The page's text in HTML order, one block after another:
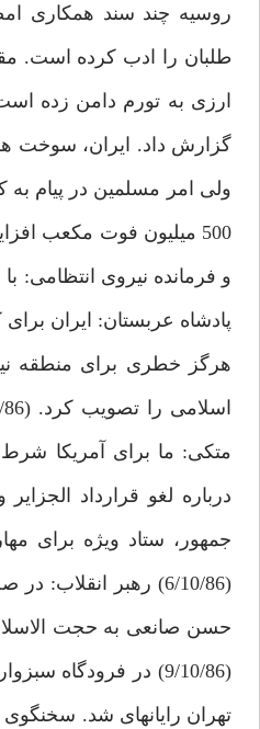
طلبان را ادب كرده است.
ولى امر مسلمين در پيام
500 ميليون فوت مكعب
جمهور، ستاد ويژه براى
(6/10/86) رهبر
حسن صانعى به حجت